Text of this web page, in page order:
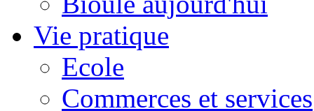
Vie pratique
Ecole
Commerces et services